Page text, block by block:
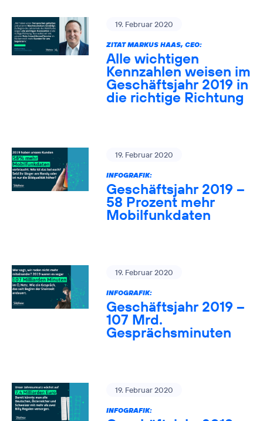
19. Februar 2020
ZITAT MARKUS HAAS, CEO:
Alle wichtigen
Kennzahlen weisen im
Geschäftsjahr 2019 in
die richtige Richtung
19. Februar 2020
INFOGRAFIK:
Geschäftsjahr 2019 –
58 Prozent mehr
Mobilfunkdaten
19. Februar 2020
INFOGRAFIK:
Geschäftsjahr 2019 –
107 Mrd.
Gesprächsminuten
19. Februar 2020
INFOGRAFIK: